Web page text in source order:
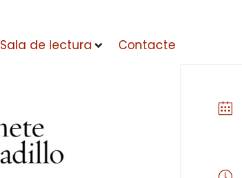
Sala de lectura Contacte